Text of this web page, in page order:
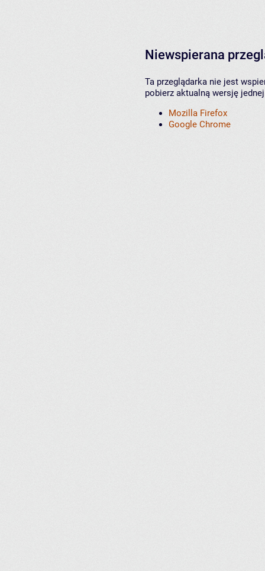
Niewspierana
Ta przeglądarka nie jest
pobierz aktualną wersję
Mozilla Firefox
Google Chrome